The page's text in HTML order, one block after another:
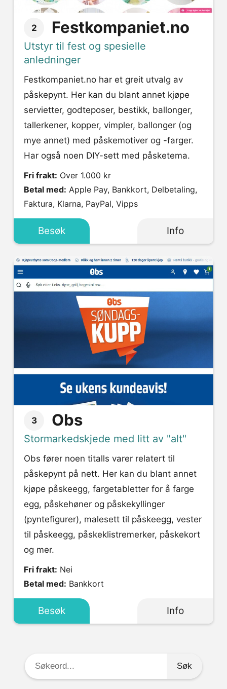
2 Festkompaniet.no
Utstyr til fest og spesielle
anledninger
Festkompaniet.no har et greit utvalg av
påskepynt. Her kan du blant annet kjøpe
servietter, godteposer, bestikk, ballonger,
tallerkener, kopper, vimpler, ballonger (og
mye annet) med påskemotiver og -farger.
Har også noen DIY-sett med påsketema.
Fri frakt: Over 1.000 kr
Betal med:
Faktura, Klarna, PayPal, Vipps
Besøk Info
3 Obs
Stormarkedskjede med litt av "alt"
Obs fører noen titalls varer relatert til
påskepynt på nett. Her kan du blant annet
kjøpe påskeegg, fargetabletter for å farge
egg, påskehøner og påskekyllinger
(pyntefigurer), malesett til påskeegg, vester
til påskeegg, påskeklistremerker, påskekort
og mer.
Fri frakt: Nei
Betal med: Bankkort
Besøk Info
Søkeord: